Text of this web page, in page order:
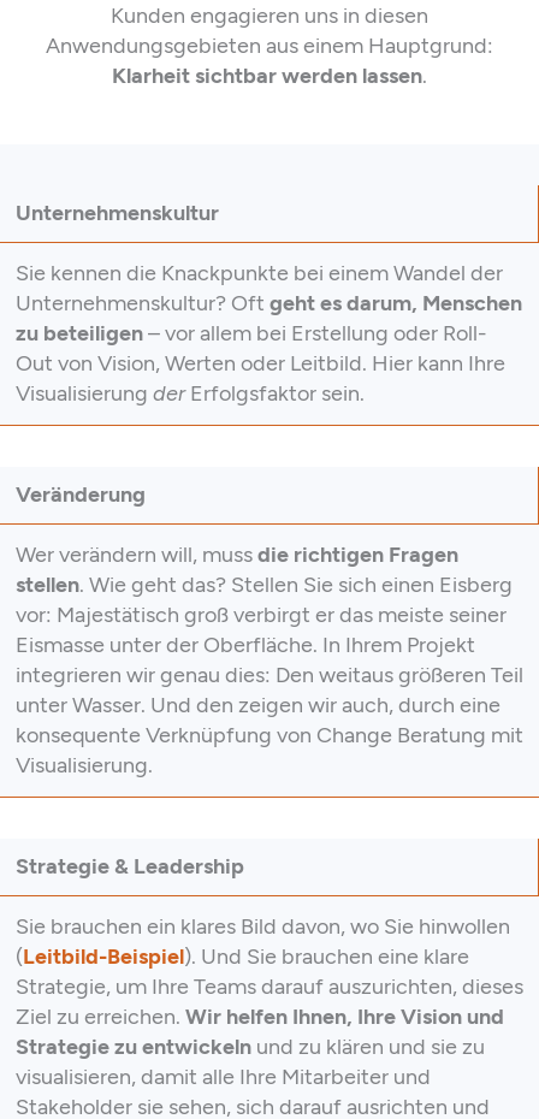
Kunden engagieren uns in diesen
Anwendungsgebieten aus einem Hauptgrund:
Klarheit sichtbar werden lassen.
Unternehmenskultur
Sie kennen die Knackpunkte bei einem Wandel der
Unternehmenskultur? Oft geht es darum, Menschen
zu beteiligen– vor allem bei Erstellung oder Roll-
Out von Vision, Werten oder Leitbild. Hier kann Ihre
Visualisierung derErfolgsfaktor sein.
Veränderung
Wer verändern will, mussdie richtigen Fragen
stellen. Wie geht das? Stellen Sie sich einen Eisberg
vor: Majestätisch groß verbirgt er das meiste seiner
Eismasse unter der Oberfläche. In Ihrem Projekt
integrieren wir genau dies: Den weitaus größeren Teil
unter Wasser. Und den zeigen wir auch, durch eine
konsequente Verknüpfung von Change Beratung mit
Visualisierung.
Strategie & Leadership
Sie brauchen ein klares Bild davon, wo Sie hinwollen
(Leitbild-Beispiel). Und Sie brauchen eine klare
Strategie, um Ihre Teams darauf auszurichten, dieses
Ziel zu erreichen. Wir helfen Ihnen, Ihre Vision und
Strategie zu entwickeln und zu klären und sie zu
visualisieren, damit alle Ihre Mitarbeiter und
Stakeholder sie sehen, sich darauf ausrichten und